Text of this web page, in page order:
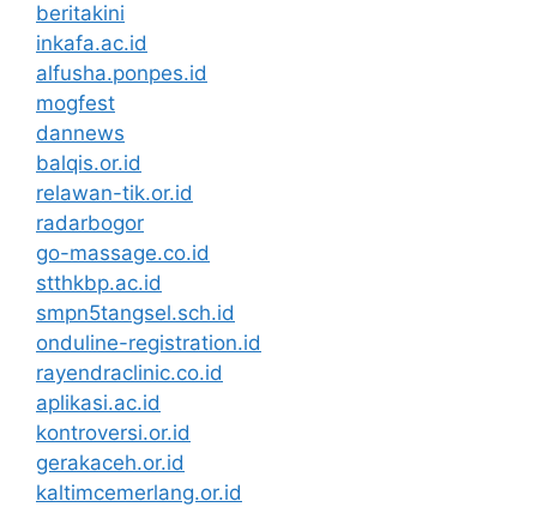
beritakini
inkafa.ac.id
alfusha.ponpes.id
mogfest
dannews
balqis.or.id
relawan-tik.or.id
radarbogor
go-massage.co.id
stthkbp.ac.id
smpn5tangsel.sch.id
onduline-registration.id
rayendraclinic.co.id
aplikasi.ac.id
kontroversi.or.id
gerakaceh.or.id
kaltimcemerlang.or.id